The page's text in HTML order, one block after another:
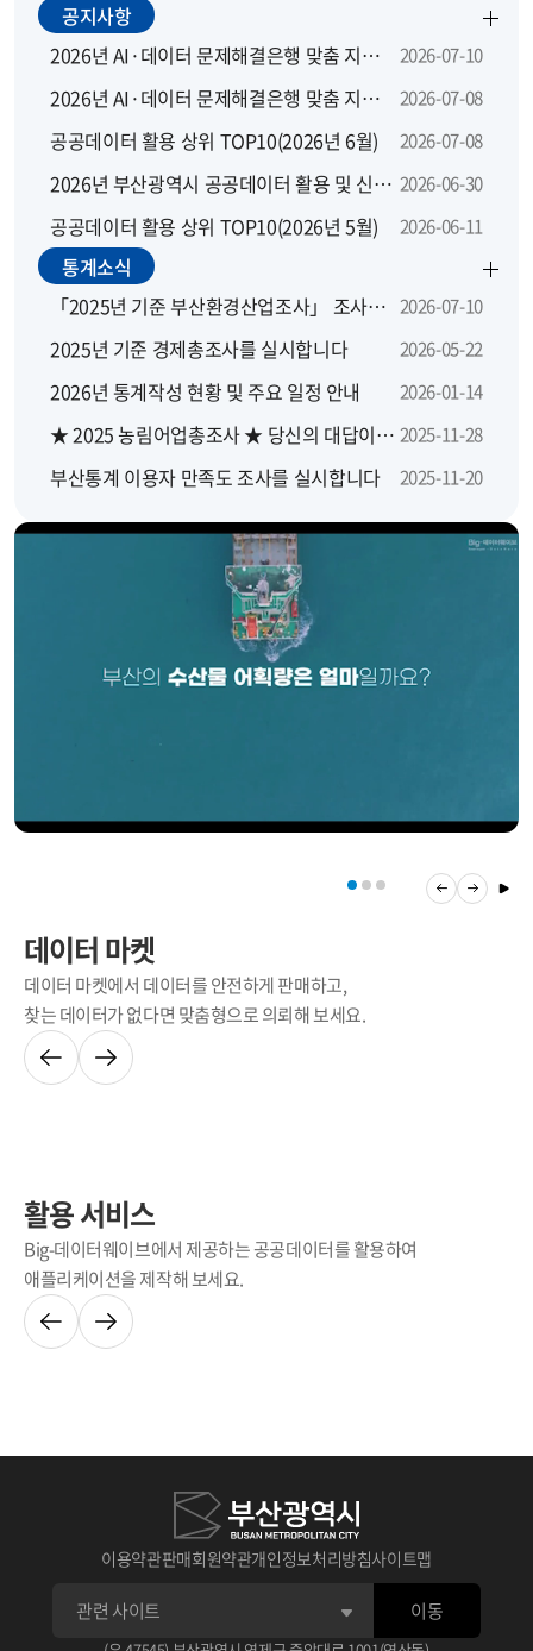
공지사항
2026년 AI·데이터 문제해결은행 맞춤 지원 모집 공고
2026-07-10
2026년 AI·데이터 문제해결은행 맞춤 지원사업 지역별 설명회 2026-07-08
공공데이터 활용 상위 TOP10(2026년 6월) 2026-07-08
2026년 부산광역시 공공데이터 활용 및 신규 개방 수요 설문조사 2026-06-30
공공데이터 활용 상위 TOP10(2026년 5월) 2026-06-11
통계소식
「2025년 기준 부산환경산업조사」 조사요원을 모집합니다. 2026-07-10
2025년 기준 경제총조사를 실시합니다 2026-05-22
2026년 통계작성 현황 및 주요 일정 안내 2026-01-14
★ 2025 농림어업총조사 ★ 당신의 대답이 대한민국의 농산어촌에 좋은 답이 됩니다 2025-11-28
부산통계 이용자 만족도 조사를 실시합니다 2025-11-20
데이터 마켓
데이터 마켓에서 데이터를 안전하게 판매하고,
찾는 데이터가 없다면 맞춤형으로 의뢰해 보세요.
활용 서비스
Big-데이터웨이브에서 제공하는 공공데이터를 활용하여
애플리케이션을 제작해 보세요.
이용약관판매회원약관개인정보처리방침사이트맵
이동